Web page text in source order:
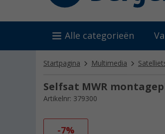
Alle categorieën
Startpagina Multimedia
Selfsat MWR
Artikelnr: 379300
-7%